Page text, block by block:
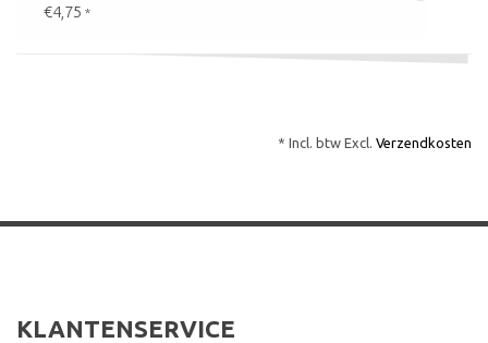
€4,75 *
* Incl. btw Excl. Verzendkosten
KLANTENSERVICE